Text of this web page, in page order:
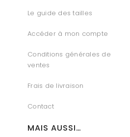
Le guide des tailles
Accéder à mon compte
Conditions générales de
ventes
Frais de livraison
Contact
MAIS AUSSI…